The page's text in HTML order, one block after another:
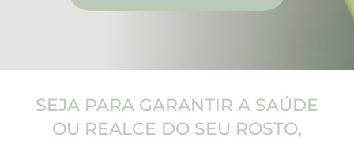
SEJA PARA GARANTIR A SAÚDE
OU REALCE DO SEU ROSTO,